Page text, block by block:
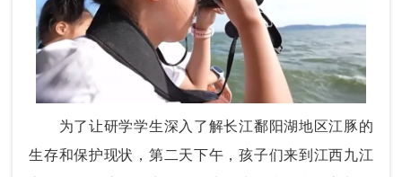
为了让研学学生深入了解长江鄱阳湖地区江豚的
生存和保护现状，第二天下午，孩子们来到江西九江